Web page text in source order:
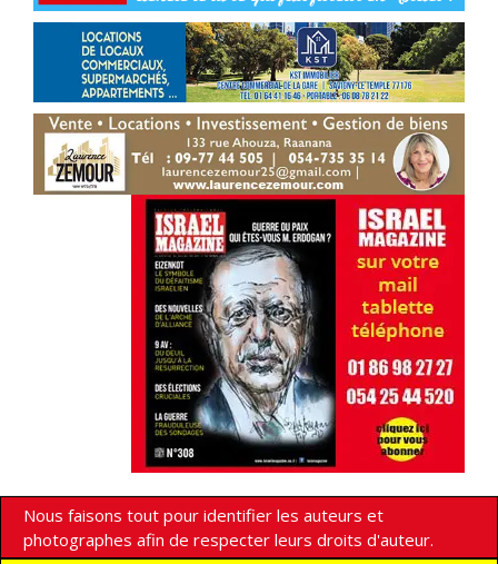
Nous faisons tout pour identifier les auteurs et
photographes afin de respecter leurs droits d'auteur.